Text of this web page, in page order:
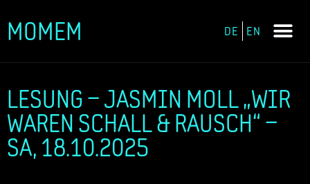
Zum
MOMEM DE EN
LESUNG – JASMIN MOLL „WIR
WAREN SCHALL & RAUSCH“ –
SA, 18.10.2025